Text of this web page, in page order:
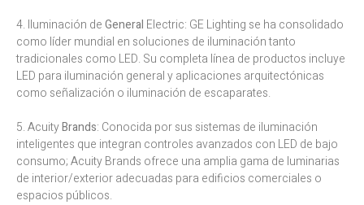
4. Iluminación deGeneral Electric: GE Lighting se ha consolidado
como líder mundial en soluciones de iluminación tanto
tradicionales como LED. Su completa línea de productos incluye
LED para iluminación general y aplicaciones arquitectónicas
como señalización o iluminación de escaparates.
5. AcuityBrands: Conocida por sus sistemas de iluminación
inteligentes que integran controles avanzados con LED de bajo
consumo; Acuity Brands ofrece una amplia gama de luminarias
de interior/exterior adecuadas para edificios comerciales o
espacios públicos.